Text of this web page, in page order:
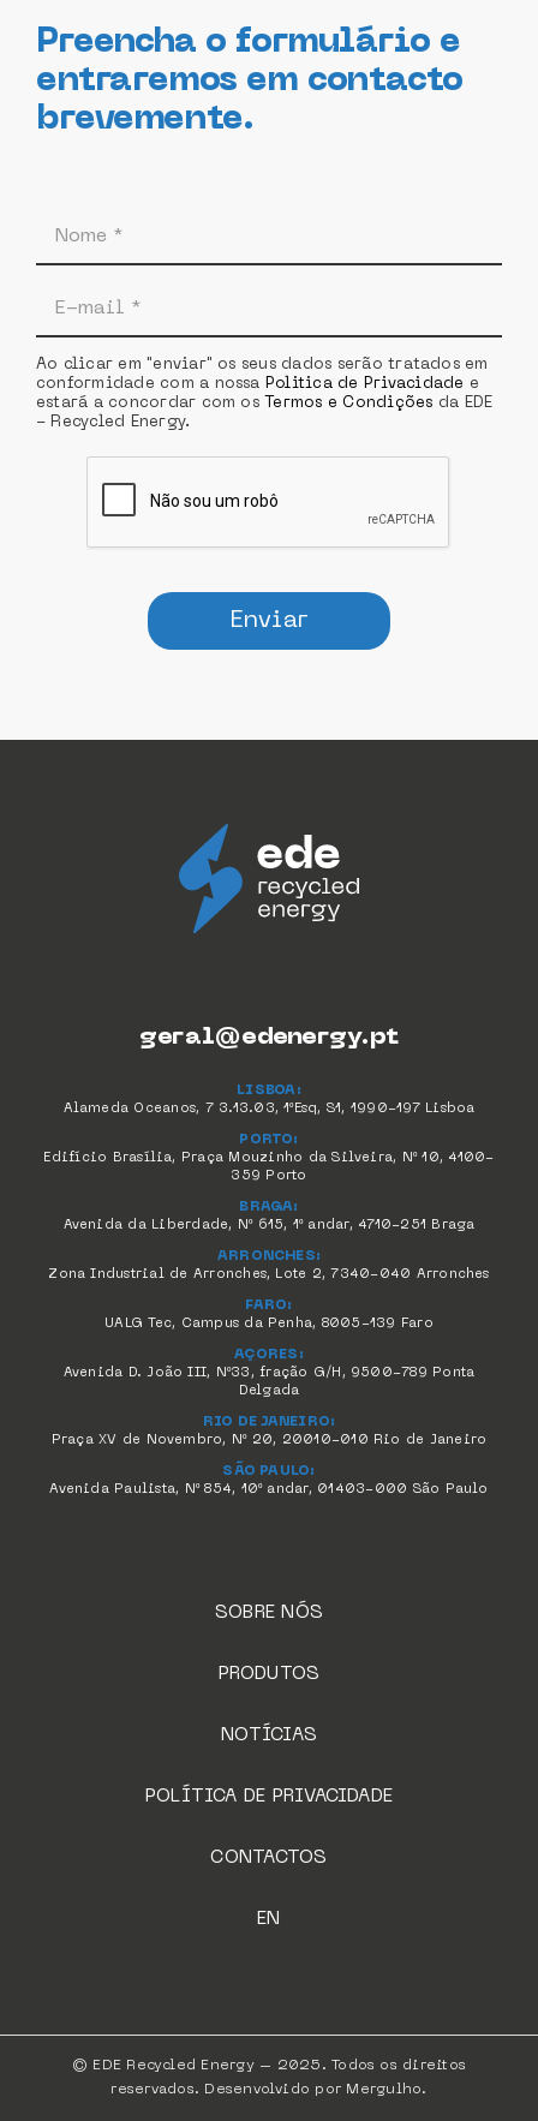
Preencha o formulário e
entraremos em contacto
brevemente.
Ao clicar em "enviar" os seus dados serão tratados em
conformidade com a nossa
Politica de Privacidade e
estará a concordar com os
Termos e Condições da EDE
- Recycled Energy.
Enviar
geral@edenergy.pt
LISBOA:
Alameda Oceanos, 7 3.13.03, 1ºEsq, S1, 1990-197 Lisboa
PORTO:
Edifício Brasília, Praça Mouzinho da Silveira, Nº 10, 4100-
359 Porto
BRAGA:
Avenida da Liberdade, Nº 615, 1º andar, 4710-251 Braga
ARRONCHES:
Zona Industrial de Arronches, Lote 2, 7340-040 Arronches
FARO:
UALG Tec, Campus da Penha, 8005-139 Faro
AÇORES:
Avenida D. João III, Nº33, fração G/H, 9500-789 Ponta
Delgada
RIO DE JANEIRO:
Praça XV de Novembro, Nº 20, 20010-010 Rio de Janeiro
SÃO PAULO:
Avenida Paulista, Nº 854, 10º andar, 01403-000 São Paulo
SOBRE NÓS
PRODUTOS
NOTÍCIAS
POLÍTICA DE PRIVACIDADE
CONTACTOS
EN
© EDE Recycled Energy – 2025. Todos os direitos
reservados. Desenvolvido por Mergulho.